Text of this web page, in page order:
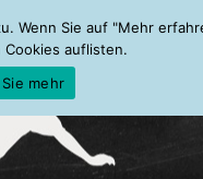
Wenn Sie auf "Mehr
auflisten.
mehr